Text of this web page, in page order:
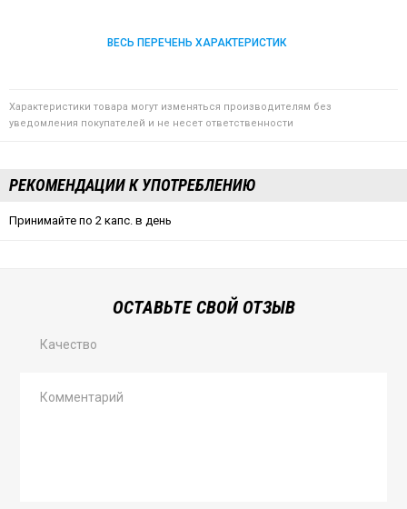
ВЕСЬ ПЕРЕЧЕНЬ ХАРАКТЕРИСТИК
Характеристики товара могут изменяться производителям без
уведомления покупателей и не несет ответственности
РЕКОМЕНДАЦИИ К УПОТРЕБЛЕНИЮ
Принимайте по 2 капс. в день
ОСТАВЬТЕ СВОЙ ОТЗЫВ
Качество